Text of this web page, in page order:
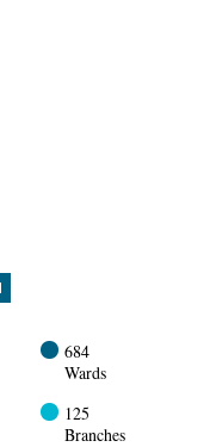
684
Wards
125
Branches